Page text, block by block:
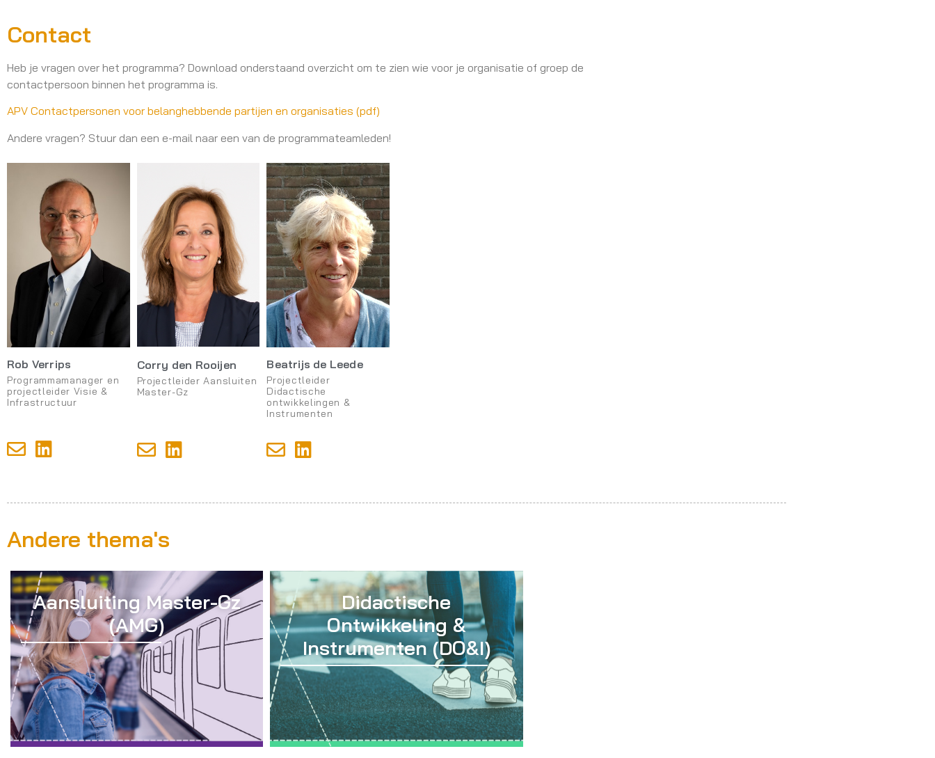
Contact
Heb je vragen over het programma? Download onderstaand overzicht om te zien wie voor je organisatie of groep de
contactpersoon binnen het programma is.
APV Contactpersonen voor belanghebbende partijen en organisaties (pdf)
Andere vragen? Stuur dan een e-mail naar een van de programmateamleden!
Rob Verrips
Programmamanager en
projectleider Visie &
Infrastructuur
Corry den Rooijen
Projectleider Aansluiten
Master-Gz
Beatrijs de Leede
Projectleider
Didactische
ontwikkelingen &
Instrumenten
Andere thema's
Aansluiting Master-Gz
(AMG)
Didactische
Ontwikkeling &
Instrumenten (DO&I)